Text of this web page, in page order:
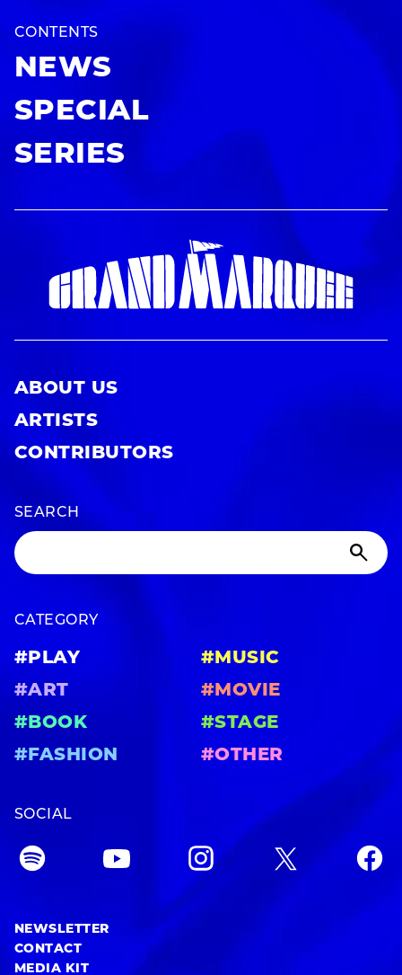
CONTENTS
NEWS
SPECIAL
SERIES
ABOUT US
ARTISTS
CONTRIBUTORS
SEARCH
CATEGORY
#PLAY
#MUSIC
#ART
#MOVIE
#BOOK
#STAGE
#FASHION
#OTHER
SOCIAL
NEWSLETTER
CONTACT
MEDIA KIT